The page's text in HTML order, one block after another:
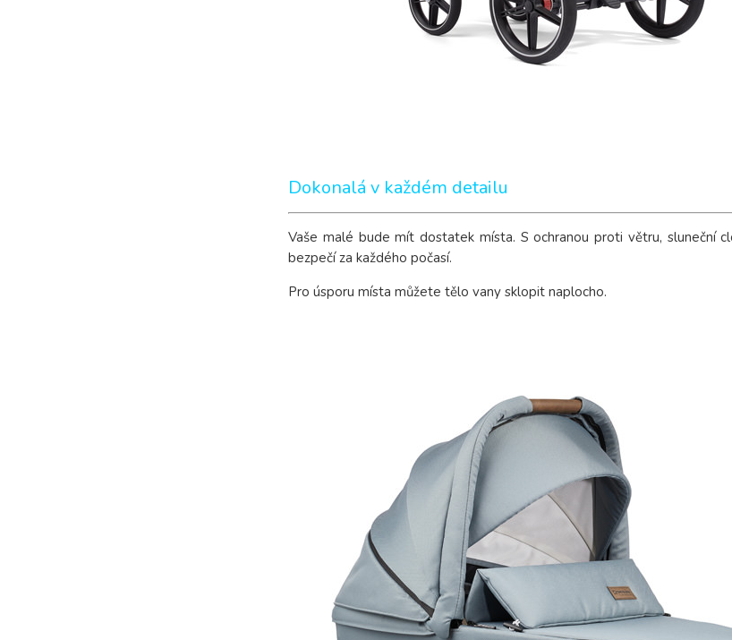
Dokonalá v každém detailu
Vaše malé bude mít dostatek místa. S ochranou proti větru, sluneční
bezpečí za každého počasí.
Pro úsporu místa můžete tělo vany sklopit naplocho.